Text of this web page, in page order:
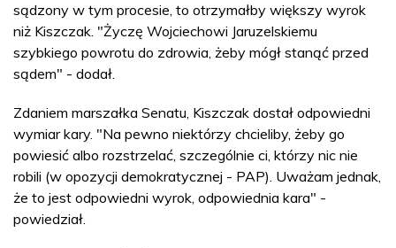
sądzony w tym procesie, to otrzymałby większy wyrok
niż Kiszczak. "Życzę Wojciechowi Jaruzelskiemu
szybkiego powrotu do zdrowia, żeby mógł stanąć przed
sądem" - dodał.
Zdaniem marszałka Senatu, Kiszczak dostał odpowiedni
wymiar kary. "Na pewno niektórzy chcieliby, żeby go
powiesić albo rozstrzelać, szczególnie ci, którzy nic nie
robili (w opozycji demokratycznej - PAP). Uważam jednak,
że to jest odpowiedni wyrok, odpowiednia kara" -
powiedział.